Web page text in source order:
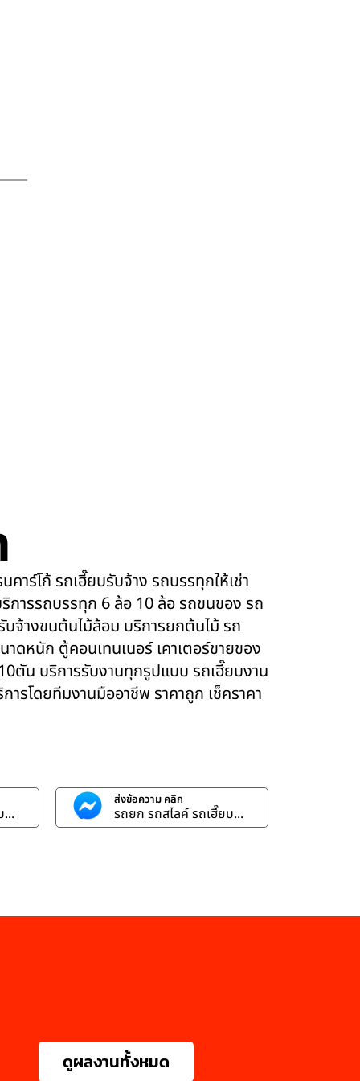
คาร์โก้ รถเฮี๊ยบรับจ้าง รถบรรทุกให้เช่า
การรถบรรทุก 6 ล้อ 10 ล้อ รถขนของ รถ
จ้างขนต้นไม้ล้อม บริการยกต้นไม้ รถ
หนัก ตู้คอนเทนเนอร์ เคาเตอร์ขายของ
ตัน บริการรับงานทุกรูปแบบ รถเฮี๊ยบงาน
ารโดยทีมงานมืออาชีพ ราคาถูก เช็คราคา
ส่งข้อความ คลิก
รถยก รถสไลค์ รถเฮี๊ยบ...
ดูผลงานทั้งหมด